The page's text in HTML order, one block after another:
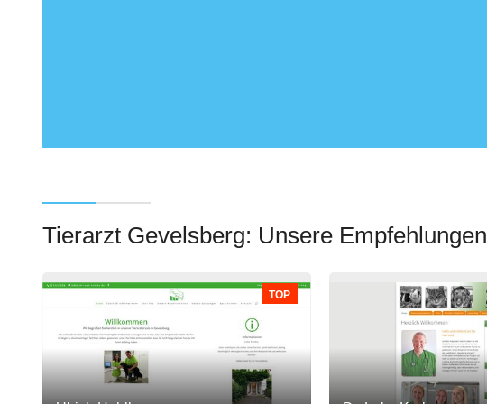
Tierarzt Gevelsberg: Unsere Empfehlungen
TOP